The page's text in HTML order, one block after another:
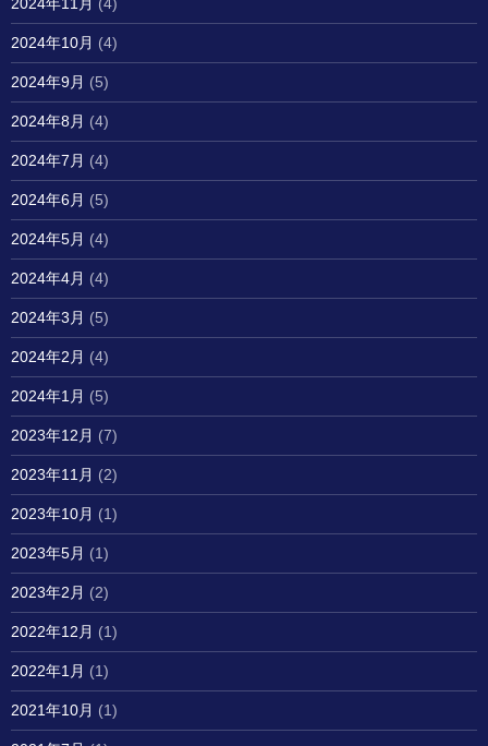
2024年11月 (4)
2024年10月 (4)
2024年9月 (5)
2024年8月 (4)
2024年7月 (4)
2024年6月 (5)
2024年5月 (4)
2024年4月 (4)
2024年3月 (5)
2024年2月 (4)
2024年1月 (5)
2023年12月 (7)
2023年11月 (2)
2023年10月 (1)
2023年5月 (1)
2023年2月 (2)
2022年12月 (1)
2022年1月 (1)
2021年10月 (1)